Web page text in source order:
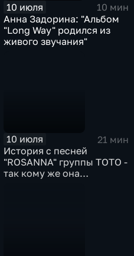
10 июля
10 мин
Анна Задорина: "Альбом
"Long Way" родился из
живого звучания"
10 июля
21 мин
История с песней
"ROSANNA" группы ТОТО -
так кому же она